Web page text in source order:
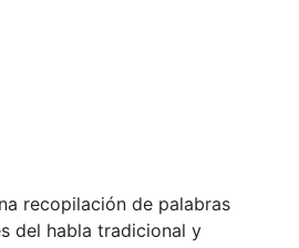
recopilación de palabras
del habla tradicional y